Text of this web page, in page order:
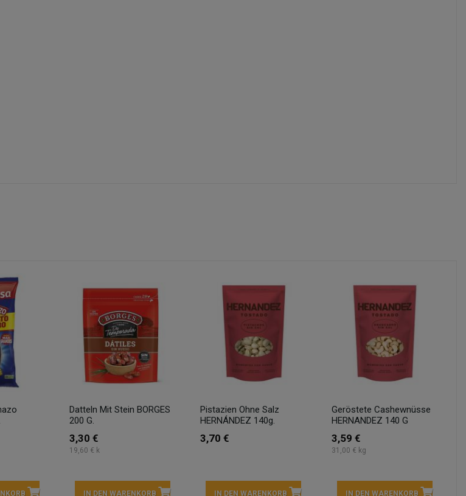
Datteln Mit Stein BORGES
200 G.
3,30 €
19,60 € k
IN DEN WARENKORB
Pistazien Ohne Salz
HERNÁNDEZ 140g.
3,70 €
IN DEN WARENKORB
Geröstete Cashewnüsse
HERNANDEZ 140 G
3,59 €
31,00 € kg
IN DEN WARENKORB